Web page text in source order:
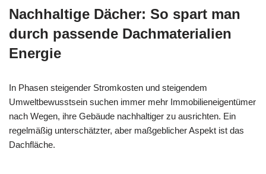
Nachhaltige Dächer: So spart man
durch passende Dachmaterialien
Energie
In Phasen steigender Stromkosten und steigendem
Umweltbewusstsein suchen immer mehr Immobilieneigentümer
nach Wegen, ihre Gebäude nachhaltiger zu ausrichten. Ein
regelmäßig unterschätzter, aber maßgeblicher Aspekt ist das
Dachfläche.